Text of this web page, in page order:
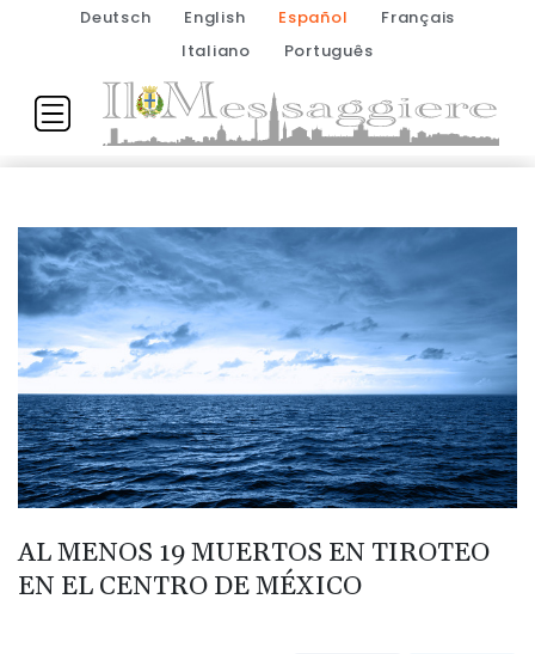
Deutsch English Español
Français
Italiano
Português
AL MENOS 19 MUERTOS EN TIROTEO
EN EL CENTRO DE MÉXICO